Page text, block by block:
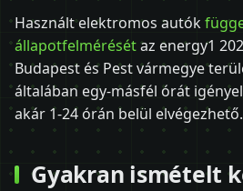
Használt elektromos autók
állapotfelmérésétaz energy1
Budapest és Pest vármegye
általában egy-másfél órát
akár 1-24 órán belül elvégezhető.
Gyakran ismételt